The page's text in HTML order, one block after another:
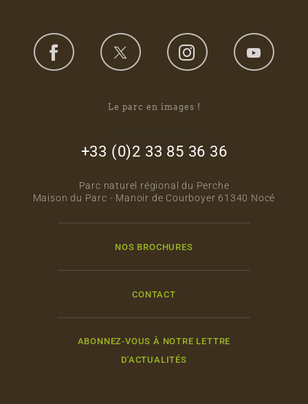
Le parc en images !
+33 (0)2 33 85 36 36
Parc naturel régional du Perche
Maison du Parc - Manoir de Courboyer 61340 Nocé
NOS BROCHURES
CONTACT
ABONNEZ-VOUS À NOTRE LETTRE
D'ACTUALITÉS